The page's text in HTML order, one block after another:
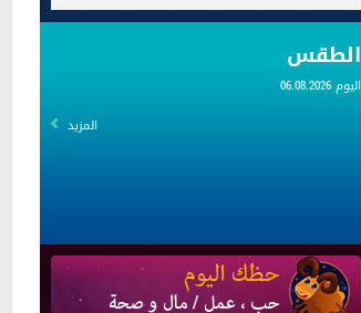
الطقس
اليوم 06.08.2026
المزيد